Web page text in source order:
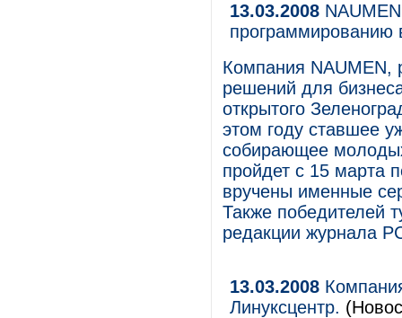
13.03.2008
программированию
Компания NAUMEN,
решений для
открытого
этом году ставшее
собирающее
пройдет с 15 марта
вручены именные
Также победителей
редакции журнала
13.03.2008
Линуксцентр.